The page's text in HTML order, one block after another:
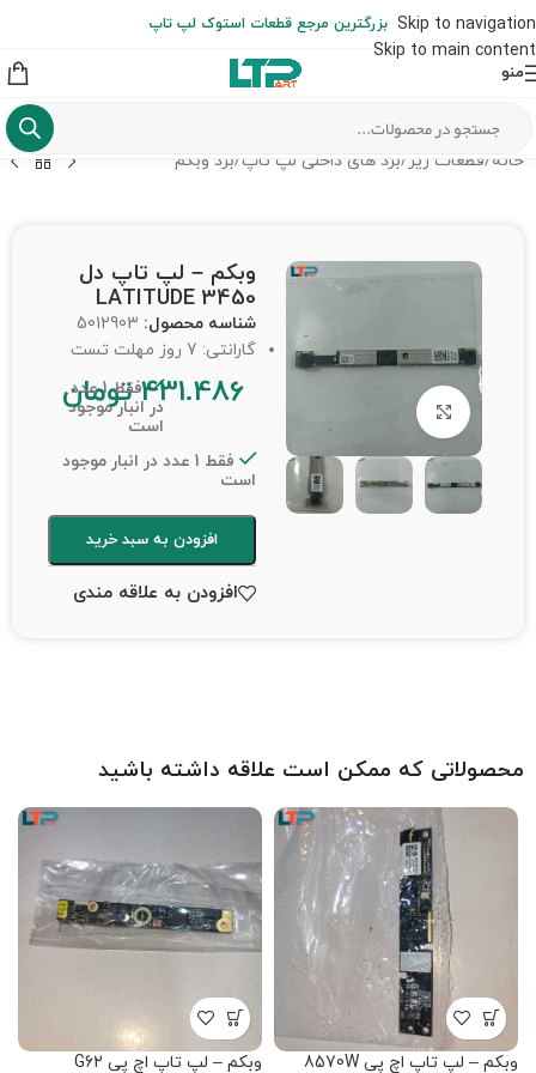
Skip to navigation
Skip to main content
از شهرستان به عهده مشتری است)
بزرگترین مرجع قطعات استوک لپ تاپ
منو
خانه /قطعات ریز /برد های داخلی لپ تاپ/برد وبکم
برای بزرگنمایی کلیک کنید
وبکم – لپ تاپ دل
LATITUDE 3450
شناسه محصول: 5012903
گارانتی: 7 روز مهلت تست
431.486 تومان
فقط 1 عدد
در انبار موجود
است
فقط 1 عدد در انبار موجود
است
افزودن به سبد خرید
افزودن به علاقه مندی
محصولاتی که ممکن است علاقه داشته باشید
وبکم – لپ تاپ اچ پی 8570W وبکم – لپ تاپ اچ پی G62